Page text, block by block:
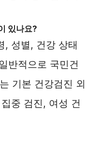
있나요?
, 성별, 건강 상태
반적으로 국민건
기본 건강검진 외
중 검진, 여성 건